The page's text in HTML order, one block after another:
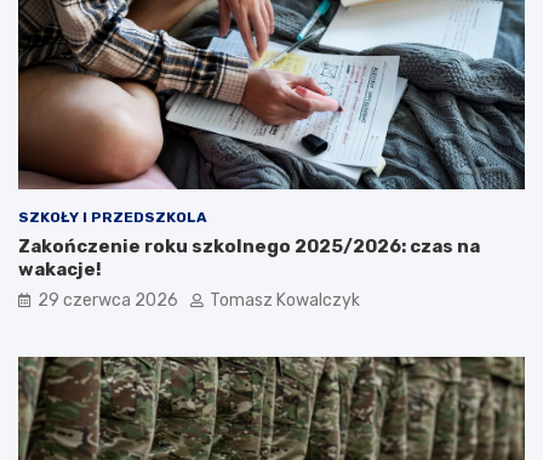
SZKOŁY I PRZEDSZKOLA
Zakończenie roku szkolnego 2025/2026: czas na
wakacje!
29 czerwca 2026 Tomasz Kowalczyk